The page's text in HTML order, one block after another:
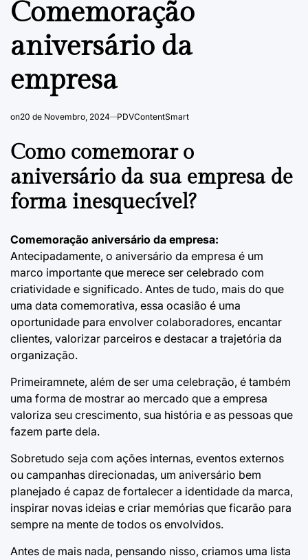
Comemoração
aniversário da
empresa
on20 de Novembro, 2024 PDVContentSmart
Como comemorar o
aniversário da sua empresa de
forma inesquecível?
Comemoração aniversário da empresa:
Antecipadamente, o aniversário da empresa é um
marco importante que merece ser celebrado com
criatividade e significado. Antes de tudo, mais do que
uma data comemorativa, essa ocasião é uma
oportunidade para envolver colaboradores, encantar
clientes, valorizar parceiros e destacar a trajetória da
organização.
Primeiramnete, além de ser uma celebração, é também
uma forma de mostrar ao mercado que a empresa
valoriza seu crescimento, sua história e as pessoas que
fazem parte dela.
Sobretudo seja com ações internas, eventos externos
ou campanhas direcionadas, um aniversário bem
planejado é capaz de fortalecer a identidade da marca,
inspirar novas ideias e criar memórias que ficarão para
sempre na mente de todos os envolvidos.
Antes de mais nada, pensando nisso, criamos uma lista